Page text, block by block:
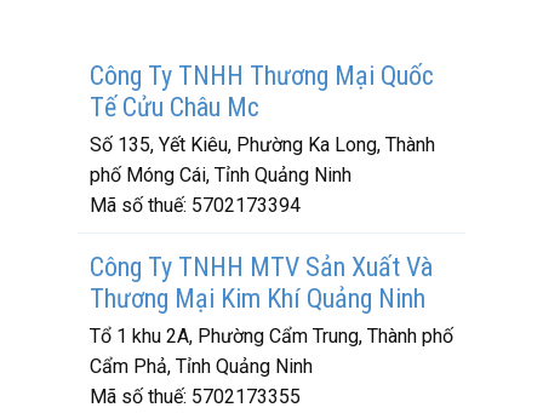
Công Ty TNHH Thương Mại Quốc
Tế Cửu Châu Mc
Số 135, Yết Kiêu, Phường Ka Long, Thành
phố Móng Cái, Tỉnh Quảng Ninh
Mã số thuế: 5702173394
Công Ty TNHH MTV Sản Xuất Và
Thương Mại Kim Khí Quảng Ninh
Tổ 1 khu 2A, Phường Cẩm Trung, Thành phố
Cẩm Phả, Tỉnh Quảng Ninh
Mã số thuế: 5702173355